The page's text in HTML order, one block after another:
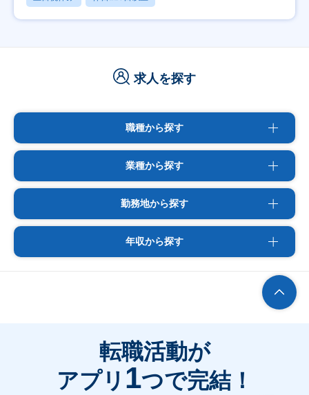
求人を探す
職種から探す
業種から探す
勤務地から探す
年収から探す
転職活動が
アプリ 1つで完結！